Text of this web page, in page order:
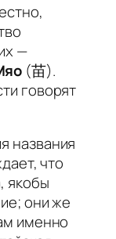
—
(苗).
говорят
названия
что
якобы
они же
именно